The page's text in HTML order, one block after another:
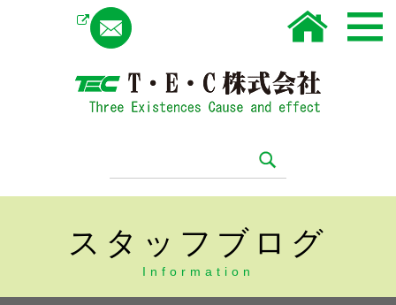
スタッフブログ
Information